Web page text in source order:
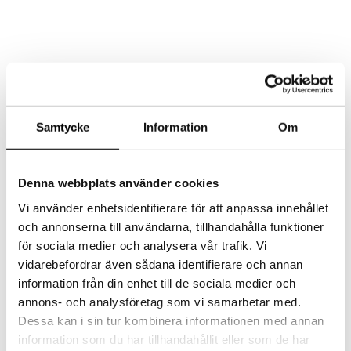
Samtycke Information Om
Denna webbplats använder cookies
Vi använder enhetsidentifierare för att anpassa innehållet
och annonserna till användarna, tillhandahålla funktioner
för sociala medier och analysera vår trafik. Vi
vidarebefordrar även sådana identifierare och annan
information från din enhet till de sociala medier och
annons- och analysföretag som vi samarbetar med.
Dessa kan i sin tur kombinera informationen med annan
information som du har tillhandahållit eller som de har
MAT
LOKAL
KONTAKT
blurb1
byadmin|2017-04-19|0 comments